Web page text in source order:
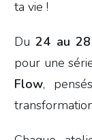
ta vie !
Du24 au
pour une
Flow,